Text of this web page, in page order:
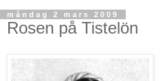
måndag 2 mars 2009
Rosen på Tistelön